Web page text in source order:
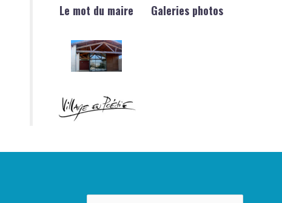
Le mot du maire Galeries photos